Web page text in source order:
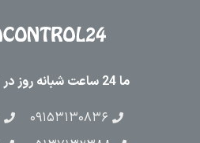
ما 24 ساعت شبانه روز در کنار شما هستیم
۰۹۱۵۳۱۳۰۸۳۶